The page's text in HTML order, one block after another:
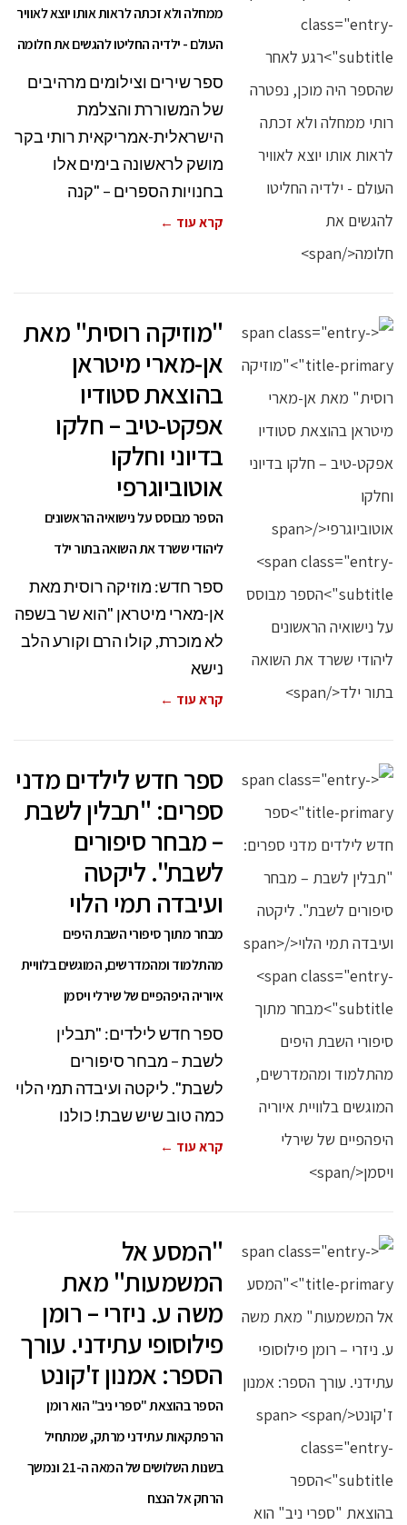
ממחלה ולא זכתה לראות אותו יוצא לאוויר
העולם - ילדיה החליטו להגשים את חלומה
ספר שירים וצילומים מרהיבים
של המשוררת והצלמת
הישראלית-אמריקאית רותי בקר
מושק לראשונה בימים אלו
בחנויות הספרים – "קנה
קרא עוד ←
"מוזיקה רוסית" מאת
אן-מארי מיטראן
בהוצאת סטודיו
אפקט-טיב – חלקו
בדיוני וחלקו
אוטוביוגרפי
הספר מבוסס על נישואיה הראשונים
ליהודי ששרד את השואה בתור ילד
ספר חדש: מוזיקה רוסית מאת
אן-מארי מיטראן "הוא שר בשפה
לא מוכרת, קולו הרם וקורע הלב
נישא
קרא עוד ←
ספר חדש לילדים מדני
ספרים: "תבלין לשבת
– מבחר סיפורים
לשבת". ליקטה
ועיבדה תמי הלוי
מבחר מתוך סיפורי השבת היפים
מהתלמוד ומהמדרשים, המוגשים בלוויית
איוריה היפהפיים של שירלי ויסמן
ספר חדש לילדים: "תבלין
לשבת – מבחר סיפורים
לשבת". ליקטה ועיבדה תמי הלוי
כמה טוב שיש שבת! כולנו
קרא עוד ←
"המסע אל
המשמעות" מאת
משה ע. ניזרי – רומן
פילוסופי עתידני. עורך
הספר: אמנון ז'קונט
הספר בהוצאת "ספרי ניב" הוא רומן
הרפתקאות עתידני מרתק, שמתחיל
בשנות השלושים של המאה ה-21 ונמשך
הרחק אל הנצח